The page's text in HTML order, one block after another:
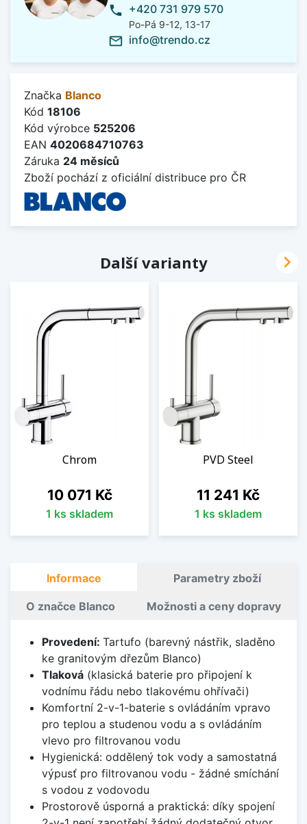
phone +420 731 979 570
Po-Pá 9-12, 13-17
mail_outline info@trendo.cz
Značka Blanco
Kód 18106
Kód výrobce 525206
EAN 4020684710763
Záruka 24 měsíců
Zboží pochází z oficiální distribuce pro ČR
Další varianty
Chrom
Cena
10 071 Kč
1 ks skladem
PVD Steel
Cena
11 241 Kč
1 ks skladem

Informace Parametry zboží
O značce Blanco Možnosti a ceny dopravy
Provedení: Tartufo (barevný nástřik, sladěno
ke granitovým dřezům Blanco)
Tlaková(klasická baterie pro připojení k
vodnímu řádu nebo tlakovému ohřívači)
Komfortní 2-v-1-baterie s ovládáním vpravo
pro teplou a studenou vodu a s ovládáním
vlevo pro filtrovanou vodu
Hygienická: oddělený tok vody a samostatná
výpusť pro filtrovanou vodu - žádné smíchání
s vodou z vodovodu
Prostorově úsporná a praktická: díky spojení